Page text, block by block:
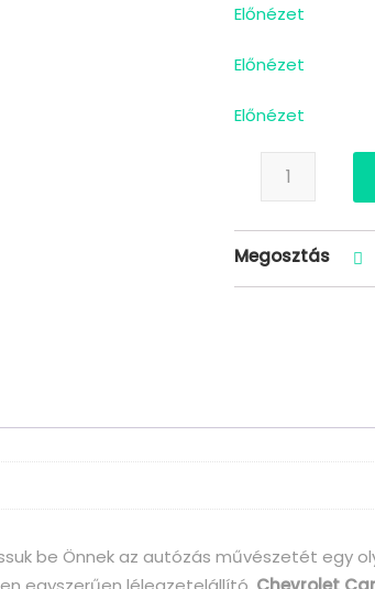
Előnézet
Előnézet
Előnézet
Chevrolet
Megosztás
be Önnek az autózás művészetét egy